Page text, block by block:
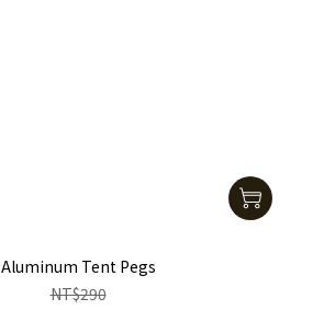
Aluminum Tent Pegs
NT$290